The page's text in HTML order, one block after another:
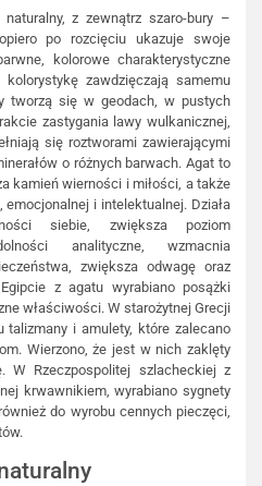
z zewnątrz szaro-bury –
po rozcięciu ukazuje swoje
kolorowe charakterystyczne
zawdzięczają samemu
tworzą się w geodach, w pustych
zastygania lawy wulkanicznej,
się roztworami zawierającymi
o różnych barwach. Agat to
kamień wierności i miłości, a także
i intelektualnej. Działa
siebie, zwiększa poziom
analityczne, wzmacnia
zwiększa odwagę oraz
z agatu wyrabiano posążki
właściwości. W starożytnej Grecji
talizmany i amulety, które zalecano
Wierzono, że jest w nich zaklęty
W Rzeczpospolitej szlacheckiej z
krwawnikiem, wyrabiano sygnety
do wyrobu cennych pieczęci,